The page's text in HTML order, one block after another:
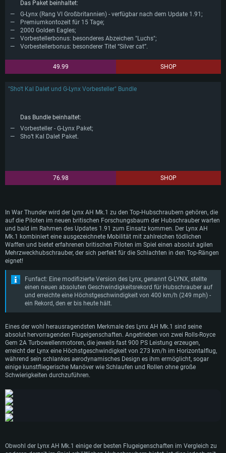
Insgesamt wurden bis 2009 rund 450 Lynx in verschiedenen Varianten
produziert, und die Produktion dauert bis heute an.
Das Paket beinhaltet:
G-Lynx (Rang VI Großbritannien) - verfügbar nach dem Update 1.91;
Premiumkontozeit für 15 Tage;
2000 Golden Eagles;
Vorbestellerbonus: besonderes Abzeichen "Luchs";
Vorbestellerbonus: besonderer Titel “Silver cat”.
49.99 SHOP
"Sho't Kal Dalet und G-Lynx Vorbesteller" Bundle
Das Bundle beinhaltet:
Vorbesteller - G-Lynx Paket;
Sho’t Kal Dalet Paket.
76.98 SHOP
In War Thunder wird der Lynx AH Mk.1 zu den Top-Hubschraubern gehören, die
auf die Piloten im neuen britischen Forschungsbaum der Hubschrauber warten
und bald im Rahmen des Updates 1.91 zum Einsatz kommen. Der Lynx AH
Mk.1 kombiniert eine ausgezeichnete Mobilität mit zahlreichen tödlichen
Waffen und bietet erfahrenen britischen Piloten im Spiel einen absolut agilen
Mehrzweckhubschrauber, der sich perfekt für die Schlachten in den Top-Rängen
eignet!
Funfact: Eine modifizierte Version des Lynx, genannt G-LYNX, stellte
einen neuen absoluten Geschwindigkeitsrekord für Hubschrauber auf
und erreichte eine Höchstgeschwindigkeit von 400 km/h (249 mph) -
ein Rekord, den er bis heute hält.
Eines der wohl herausragendsten Merkmale des Lynx AH Mk.1 sind seine
absolut hervorragenden Flugeigenschaften. Angetrieben von zwei Rolls-Royce
Gem 2A Turbowellenmotoren, die jeweils fast 900 PS Leistung erzeugen,
erreicht der Lynx eine Höchstgeschwindigkeit von 273 km/h im Horizontalflug,
während sein schlankes aerodynamisches Design es ihm ermöglicht, sogar
einige kunstfliegerische Manöver wie Schlaufen und Rollen ohne große
Schwierigkeiten durchzuführen.
Obwohl der Lynx AH Mk.1 einige der besten Flugeigenschaften im Vergleich zu